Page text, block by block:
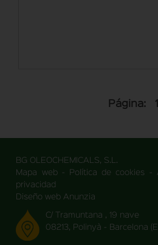
Página: 1
BG OLEOCHEMICALS, S.L.
Mapa web- Política de cookies
privacidad
Diseño web Anunzia
C/ Tramuntana , 19 nave
08213, Polinyà - Barcelona